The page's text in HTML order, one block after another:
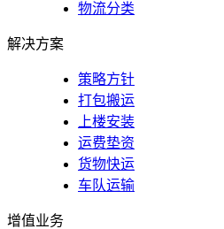
物流分类
解决方案
策略方针
打包搬运
上楼安装
运费垫资
货物快运
车队运输
增值业务